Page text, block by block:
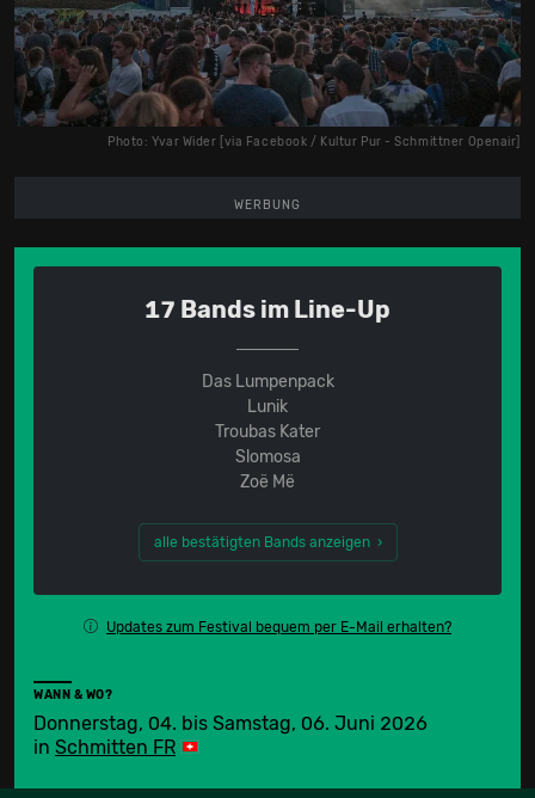
Photo: Yvar Wider [via Facebook / Kultur Pur - Schmittner Openair]
WERBUNG
17 Bands im Line-Up
Das Lumpenpack
Lunik
Troubas Kater
Slomosa
Zoë Më
alle bestätigten Bands anzeigen ›
Updates zum Festival bequem per E-Mail erhalten?
WANN & WO?
Donnerstag, 04. bis Samstag, 06. Juni 2026
in Schmitten FR